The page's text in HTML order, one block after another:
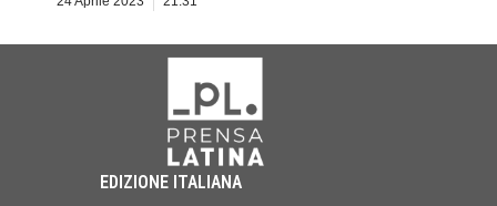
EDIZIONE ITALIANA